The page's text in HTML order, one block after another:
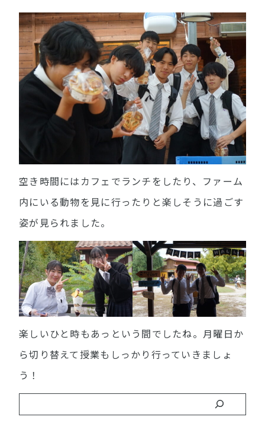
空き時間にはカフェでランチをしたり、ファーム
内にいる動物を見に行ったりと楽しそうに過ごす
姿が見られました。
楽しいひと時もあっという間でしたね。月曜日か
ら切り替えて授業もしっかり行っていきましょ
う！